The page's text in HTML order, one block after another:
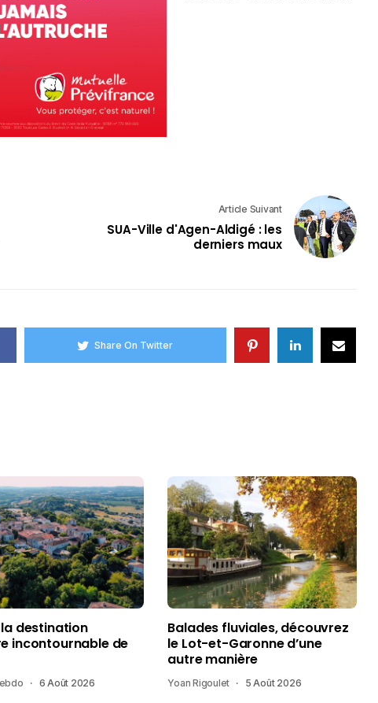
Article Suivant
SUA-Ville d'Agen-Aldigé : les
derniers maux
Share On Twitter
la destination
incontournable de
6 Août 2026
Balades fluviales, découvrez
le Lot-et-Garonne d’une
autre manière
Yoan Rigoulet 5 Août 2026